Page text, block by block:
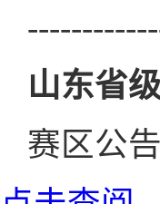
山东省级
赛区公告